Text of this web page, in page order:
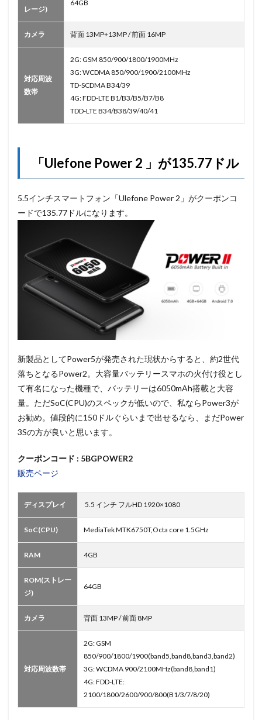
レージ)
64GB
カメラ 背面 13MP+13MP / 前面 16MP
対応周波
数帯
2G: GSM 850/900/1800/1900MHz
3G: WCDMA 850/900/1900/2100MHz
TD-SCDMA B34/39
4G: FDD-LTE B1/B3/B5/B7/B8
TDD-LTE B34/B38/39/40/41
「Ulefone Power 2 」が135.77ドル
5.5インチスマートフォン「Ulefone Power 2」がクーポンコ
ードで135.77ドルになります。
新製品としてPower5が発売された現状からすると、約2世代
落ちとなるPower2。大容量バッテリースマホの火付け役とし
て有名になった機種で、バッテリーは6050mAh搭載と大容
量。ただSoC(CPU)のスペックが低いので、私ならPower3が
お勧め。値段的に150ドルぐらいまで出せるなら、まだPower
3Sの方が良いと思います。
クーポンコード : 5BGPOWER2
販売ページ
ディスプレイ 5.5 インチ フルHD 1920×1080
SoC(CPU) MediaTek MTK6750T,Octa core 1.5GHz
RAM 4GB
ROM(ストレー
ジ)
64GB
カメラ 背面 13MP / 前面 8MP
対応周波数帯
2G: GSM
850/900/1800/1900(band5,band8,band3,band2)
3G: WCDMA 900/2100MHz(band8,band1)
4G: FDD-LTE:
2100/1800/2600/900/800(B1/3/7/8/20)